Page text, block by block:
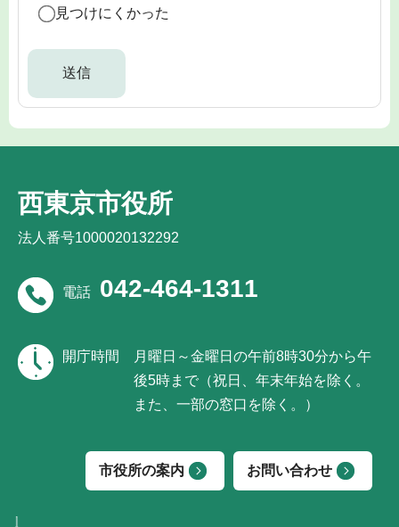
見つけにくかった
西東京市役所
法人番号1000020132292
電話 042-464-1311
開庁時間
月曜日～金曜日の午前8時30分から午
後5時まで（祝日、年末年始を除く。
また、一部の窓口を除く。）
市役所の案内 お問い合わせ